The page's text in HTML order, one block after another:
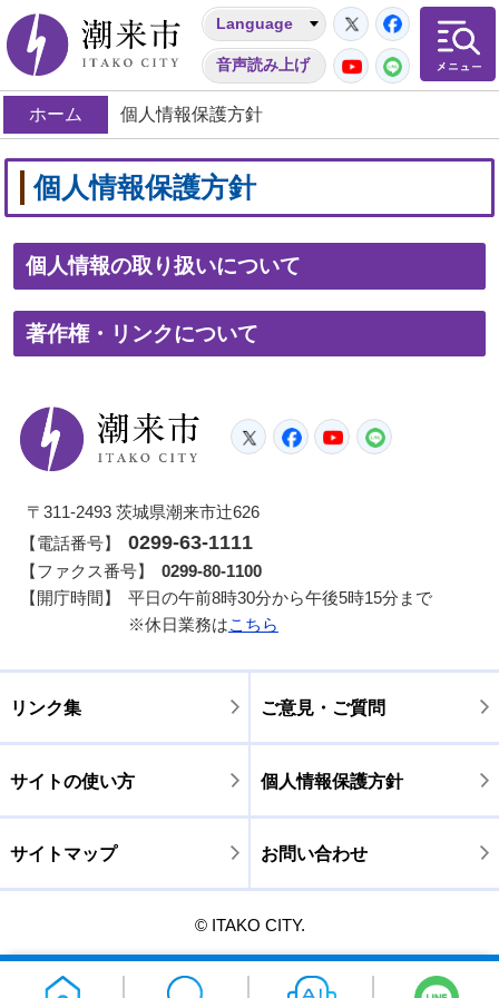
潮来市
Language
音声読み上げ
Twitter
YouTube
LINE
ホーム 個人情報保護方針
個人情報保護方針
個人情報の取り扱いについて
著作権・リンクについて
潮来市
TwitterFacebook
YouTube
〒311-2493 茨城県潮来市辻626
【電話番号】
0299-63-1111
【ファクス番号】
0299-80-1100
【開庁時間】
平日の午前8時30分から午後5時15分まで
※休日業務はこちら
リンク集 ご意見・ご質問
サイトの使い方 個人情報保護方針
サイトマップ お問い合わせ
© ITAKO CITY.